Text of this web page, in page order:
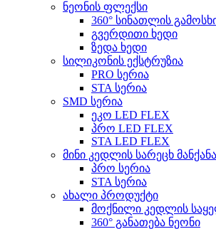
ნეონის ფლექსი
360° სინათლის
გვერდითი ხედი
ზედა ხედი
სილიკონის ექსტრუზია
PRO სერია
STA სერია
SMD სერია
ეკო LED FLEX
პრო LED FLEX
STA LED FLEX
მინი კედლის სარეცხ მანქანა
პრო სერია
STA სერია
ახალი პროდუქტი
მოქნილი კედლის
360° განათება ნეონი